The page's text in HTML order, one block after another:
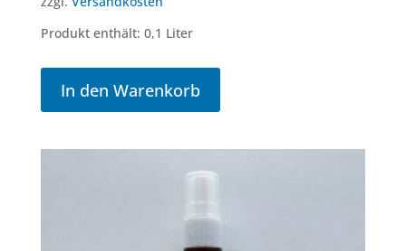
Produkt enthält: 0,1 Liter
In den Warenkorb